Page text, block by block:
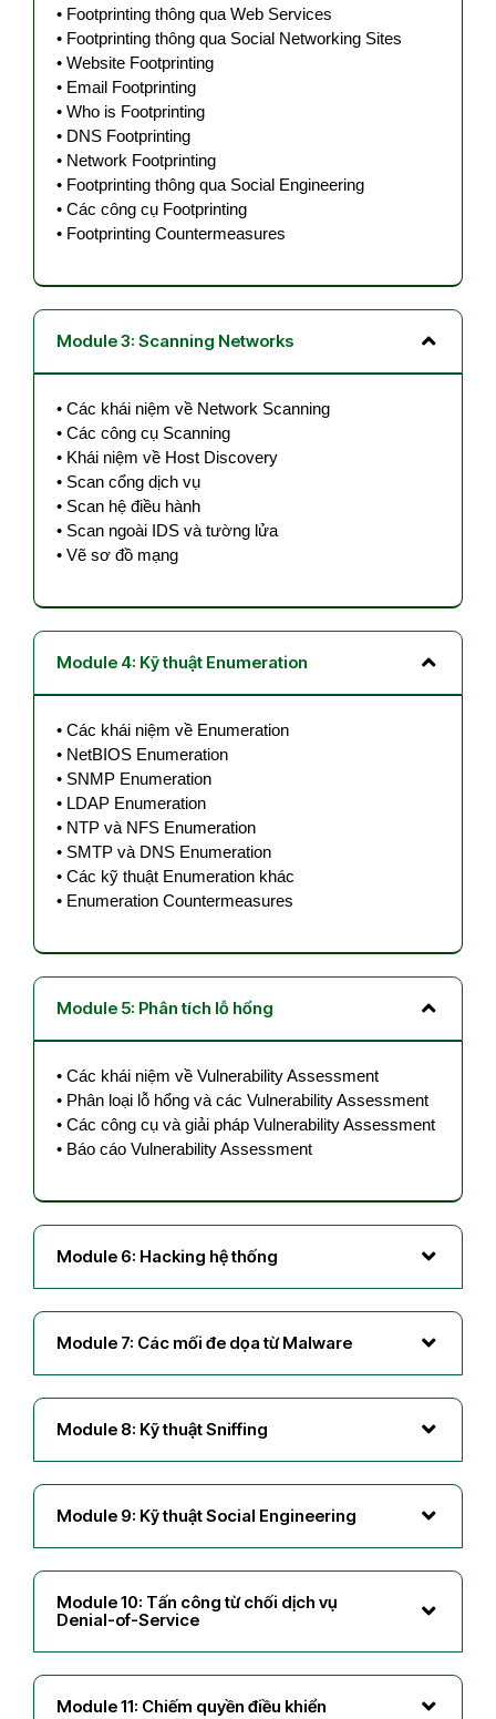
• Footprinting thông qua Web Services
• Footprinting thông qua Social Networking Sites
• Website Footprinting
• Email Footprinting
• Who is Footprinting
• DNS Footprinting
• Network Footprinting
• Footprinting thông qua Social Engineering
• Các công cụ Footprinting
• Footprinting Countermeasures
Module 3: Scanning Networks
• Các khái niệm về Network Scanning
• Các công cụ Scanning
• Khái niệm về Host Discovery
• Scan cổng dịch vụ
• Scan hệ điều hành
• Scan ngoài IDS và tường lửa
• Vẽ sơ đồ mạng
Module 4: Kỹ thuật Enumeration
• Các khái niệm về Enumeration
• NetBIOS Enumeration
• SNMP Enumeration
• LDAP Enumeration
• NTP và NFS Enumeration
• SMTP và DNS Enumeration
• Các kỹ thuật Enumeration khác
• Enumeration Countermeasures
Module 5: Phân tích lỗ hổng
• Các khái niệm về Vulnerability Assessment
• Phân loại lỗ hổng và các Vulnerability Assessment
• Các công cụ và giải pháp Vulnerability Assessment
• Báo cáo Vulnerability Assessment
Module 6: Hacking hệ thống
Module 7: Các mối đe dọa từ Malware
Module 8: Kỹ thuật Sniffing
Module 9: Kỹ thuật Social Engineering
Module 10: Tấn công từ chối dịch vụ
Denial-of-Service
Module 11: Chiếm quyền điều khiển